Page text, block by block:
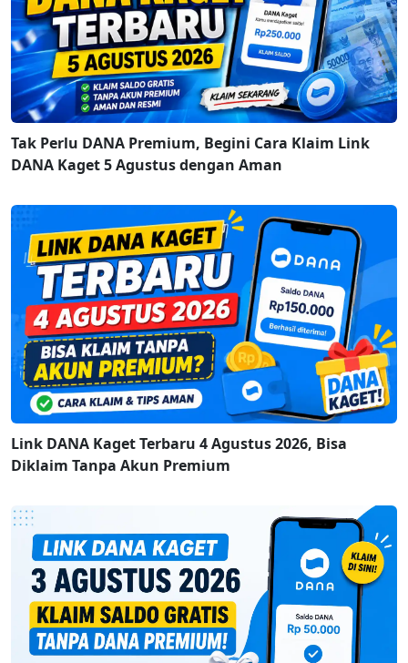
Tak Perlu DANA Premium, Begini Cara Klaim Link
DANA Kaget 5 Agustus dengan Aman
Link DANA Kaget Terbaru 4 Agustus 2026, Bisa
Diklaim Tanpa Akun Premium